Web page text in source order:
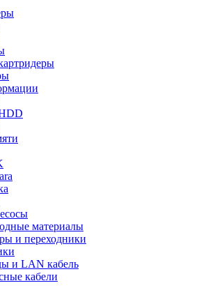
материалы
и переходники
и LAN кабель
кабели